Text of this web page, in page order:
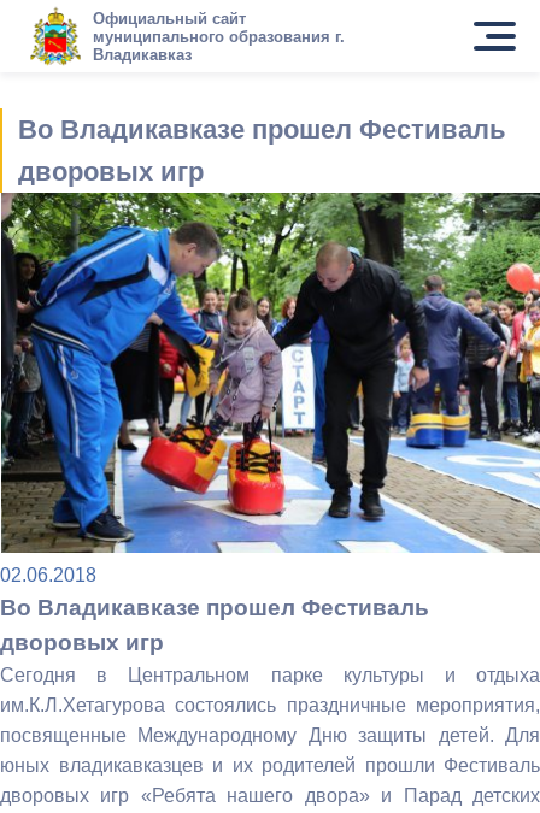
Официальный сайт
муниципального образования г.
Владикавказ
Во Владикавказе прошел Фестиваль
дворовых игр
02.06.2018
Во Владикавказе прошел Фестиваль
дворовых игр
Сегодня в Центральном парке культуры и отдыха
им.К.Л.Хетагурова состоялись праздничные мероприятия,
посвященные Международному Дню защиты детей. Для
юных владикавказцев и их родителей прошли Фестиваль
дворовых игр «Ребята нашего двора» и Парад детских